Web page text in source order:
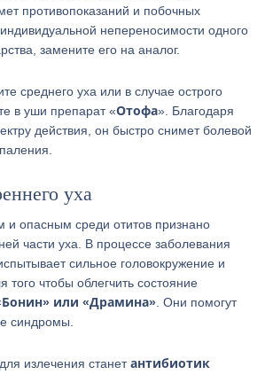
противопоказаний и побочных
непереносимости одного
замените его на аналог.
среднего уха или в случае острого
в уши препарат «Отофа». Благодаря
действия, он быстро снимет болевой
уха
опасным среди отитов признано
части уха. В процессе заболевания
сильное головокружение и
того чтобы облегчить состояние
или «Драмина» . Они помогут
синдромы.
излечения станетантибиотик